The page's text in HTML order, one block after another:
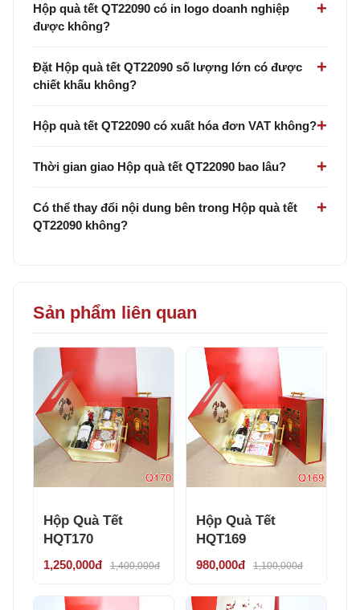
Hộp quà tết QT22090 có in logo doanh nghiệp
được không?
Đặt Hộp quà tết QT22090 số lượng lớn có được
chiết khấu không?
Hộp quà tết QT22090 có xuất hóa đơn VAT không?
Thời gian giao Hộp quà tết QT22090 bao lâu?
Có thể thay đổi nội dung bên trong Hộp quà tết
QT22090 không?
Sản phẩm liên quan
Hộp Quà Tết
HQT170
1,250,000đ 1,400,000đ
Hộp Quà Tết
HQT169
980,000đ 1,100,000đ